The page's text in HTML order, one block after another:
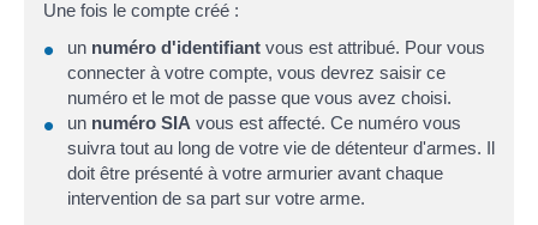
Une fois le compte créé :
un numéro d'identifiant vous est attribué. Pour vous
connecter à votre compte, vous devrez saisir ce
numéro et le mot de passe que vous avez choisi.
un numéro SIA vous est affecté. Ce numéro vous
suivra tout au long de votre vie de détenteur d'armes. Il
doit être présenté à votre armurier avant chaque
intervention de sa part sur votre arme.